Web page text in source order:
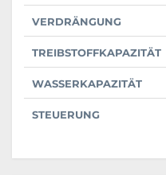
VERDRÄNGUNG
TREIBSTOFFKAPAZITÄT
WASSERKAPAZITÄT
STEUERUNG